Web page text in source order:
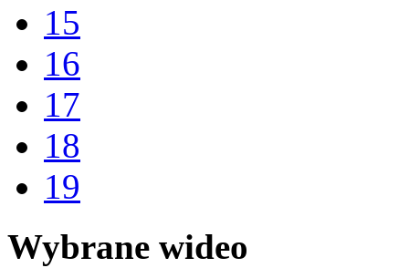
15
16
17
18
19
Wybrane wideo